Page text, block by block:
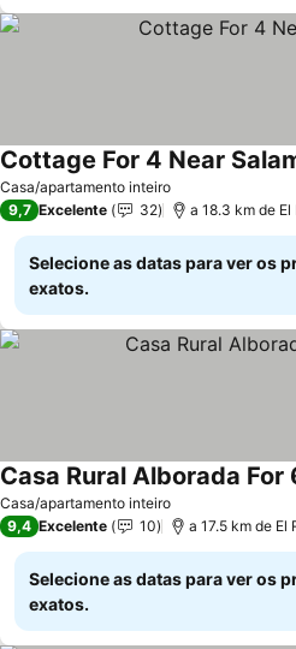
Casa/apartamento inteiro
Cottage For 4 Near
9,7 Excelente 32 a 18.3 km de El
Selecione as datas para ver os
exatos.
Casa/apartamento inteiro
Casa Rural Alborada For
9,4 Excelente 10 a 17.5 km de El
Selecione as datas para ver os
exatos.